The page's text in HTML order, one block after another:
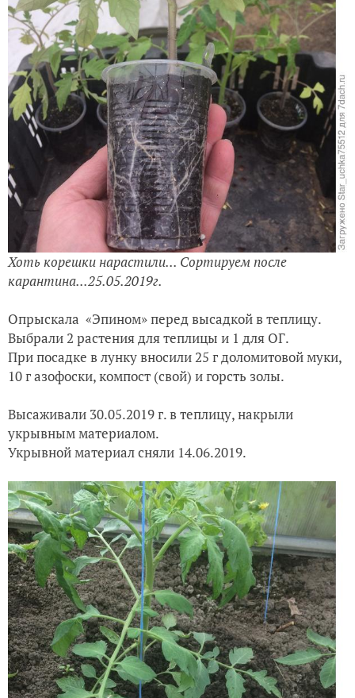
Хоть корешки нарастили... Сортируем после
карантина...25.05.2019г.
Опрыскала «Эпином» перед высадкой в теплицу.
Выбрали 2 растения для теплицы и 1 для ОГ.
При посадке в лунку вносили 25 г доломитовой муки,
10 г азофоски, компост (свой) и горсть золы.
Высаживали 30.05.2019 г. в теплицу, накрыли
укрывным материалом.
Укрывной материал сняли 14.06.2019.